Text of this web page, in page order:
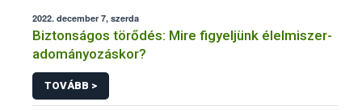
2022. december 7, szerda
Biztonságos törődés: Mire figyeljünk élelmiszer-
adományozáskor?
TOVÁBB >